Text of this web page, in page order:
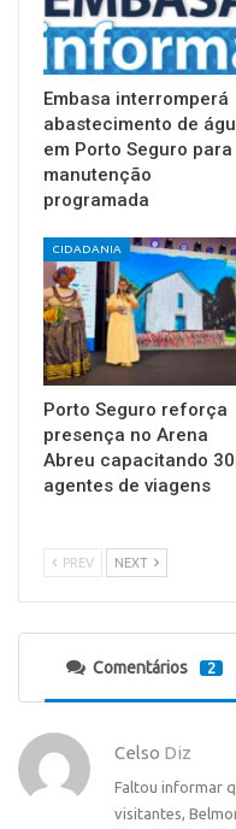
Embasa interromperá
abastecimento de
em Porto Seguro para
manutenção
programada
CIDADANIA
Porto Seguro reforça
presença no Arena
Abreu capacitando
agentes de viagens
PREV NEXT
Comentários 2
Celso Diz
Faltou informar
visitantes,